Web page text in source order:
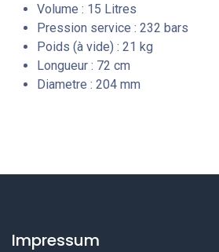
Volume : 15 Litres
Pression service : 232 bars
Poids (à vide) : 21 kg
Longueur : 72 cm
Diametre : 204 mm
Impressum